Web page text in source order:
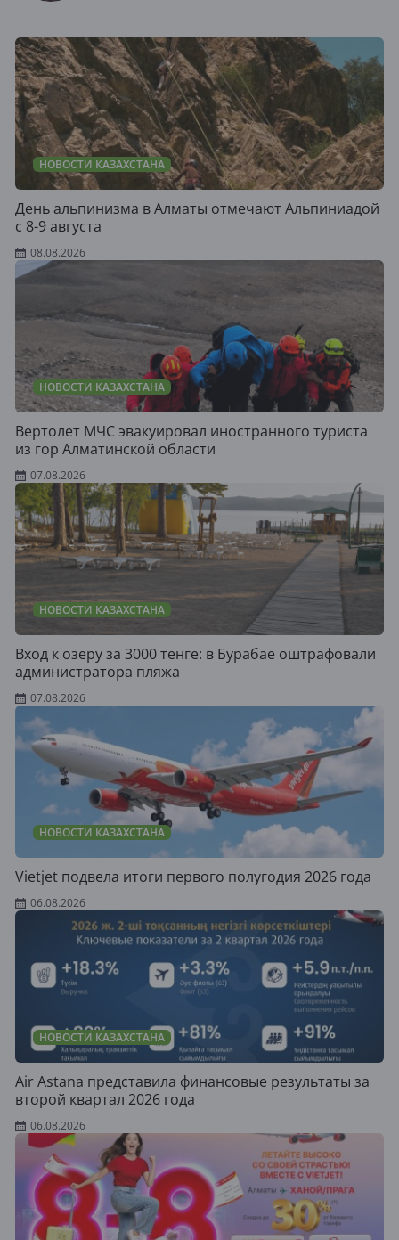
НОВОСТИ КАЗАХСТАНА
День альпинизма в Алматы отмечают Альпиниадой
с 8-9 августа
08.08.2026
НОВОСТИ КАЗАХСТАНА
Вертолет МЧС эвакуировал иностранного туриста
из гор Алматинской области
07.08.2026
НОВОСТИ КАЗАХСТАНА
Вход к озеру за 3000 тенге: в Бурабае оштрафовали
администратора пляжа
07.08.2026
НОВОСТИ КАЗАХСТАНА
Vietjet подвела итоги первого полугодия 2026 года
06.08.2026
НОВОСТИ КАЗАХСТАНА
Air Astana представила финансовые результаты за
второй квартал 2026 года
06.08.2026